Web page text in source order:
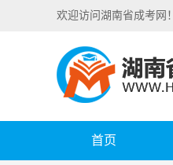
欢迎访问湖南省成考网！
首页